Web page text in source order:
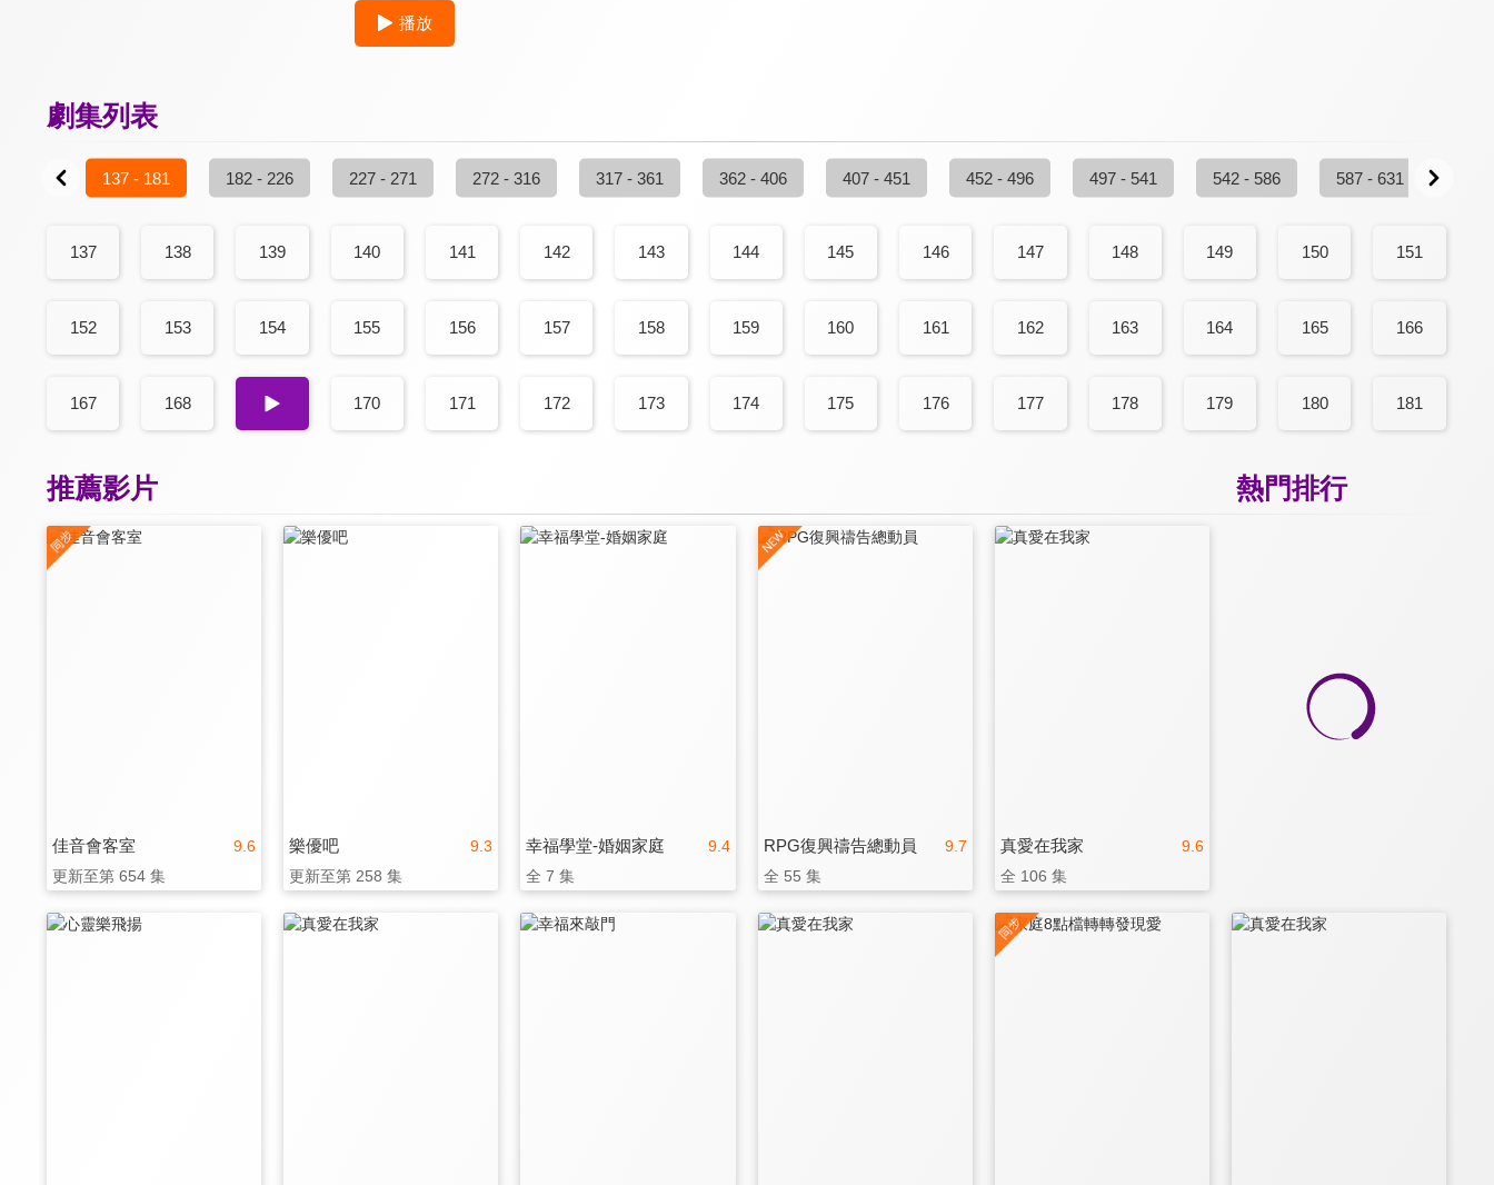
播放
劇集列表
137 - 181 182 - 226 227 - 271 272 - 316 317 - 361 362 - 406 407 - 451 452 - 496 497 - 541 542 - 586 587 - 631
137 138 139 140 141 142 143 144 145 146 147 148 149 150 151
152 153 154 155 156 157 158 159 160 161 162 163 164 165 166
167 168 169 170 171 172 173 174 175 176 177 178 179 180 181
熱門排行
推薦影片
9.6
佳音會客室
更新至第 654 集
9.3
樂優吧
更新至第 258 集
9.4
幸福學堂-婚姻家庭
全 7 集
9.7
RPG復興禱告總動員
全 55 集
9.6
真愛在我家
全 106 集